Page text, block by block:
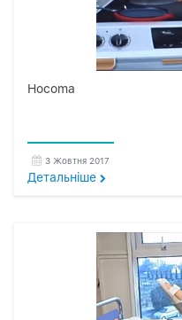
Hocoma
3 Жовтня 2017
Детальнiше